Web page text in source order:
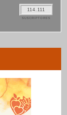
114.111
SUSCRIPTORES